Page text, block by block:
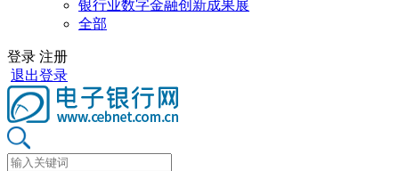
银行业数字金融创新成果展
全部
登录 注册
退出登录